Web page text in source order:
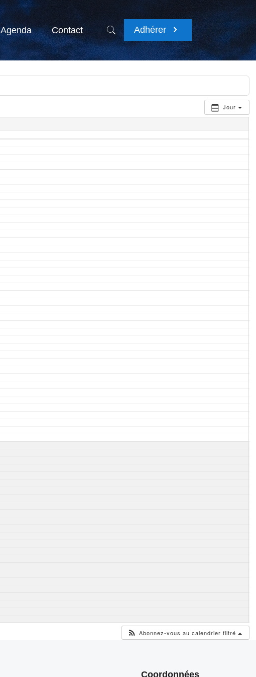
Agenda Contact Adhérer
Jour
Abonnez-vous au calendrier filtré
Coordonnées